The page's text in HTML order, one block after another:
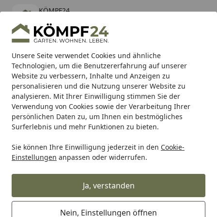
Unsere Seite verwendet Cookies und ähnliche
Technologien, um die Benutzererfahrung auf unserer
Website zu verbessern, Inhalte und Anzeigen zu
personalisieren und die Nutzung unserer Website zu
analysieren. Mit Ihrer Einwilligung stimmen Sie der
Verwendung von Cookies sowie der Verarbeitung Ihrer
persönlichen Daten zu, um Ihnen ein bestmögliches
Surferlebnis und mehr Funktionen zu bieten.
Sie können Ihre Einwilligung jederzeit in den Cookie-
Einstellungen anpassen oder widerrufen.
Ja, verstanden
Nein, Einstellungen öffnen
KÖMPF24
kostenlos - Im App Store
Hotline
Alle Produkte
Mein Konto
Suchen
Karibu Pools inkl. gratis Sandfilteranlage & Pool-
Starterset (Gesamtwert bis 468,99€)
Startseite
SBS Bremsbeläge Straße SBS Bremsbelag 749HF Street
SBS Bremsbelag 749HF Street